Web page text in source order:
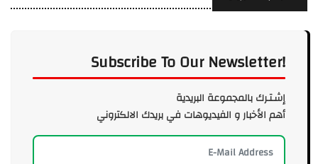
Subscribe To Our Newsletter!
إشـتـرك بالمجموعة البريدية
أهم الأخبار و الفيديوهات في بريدك الالكتروني